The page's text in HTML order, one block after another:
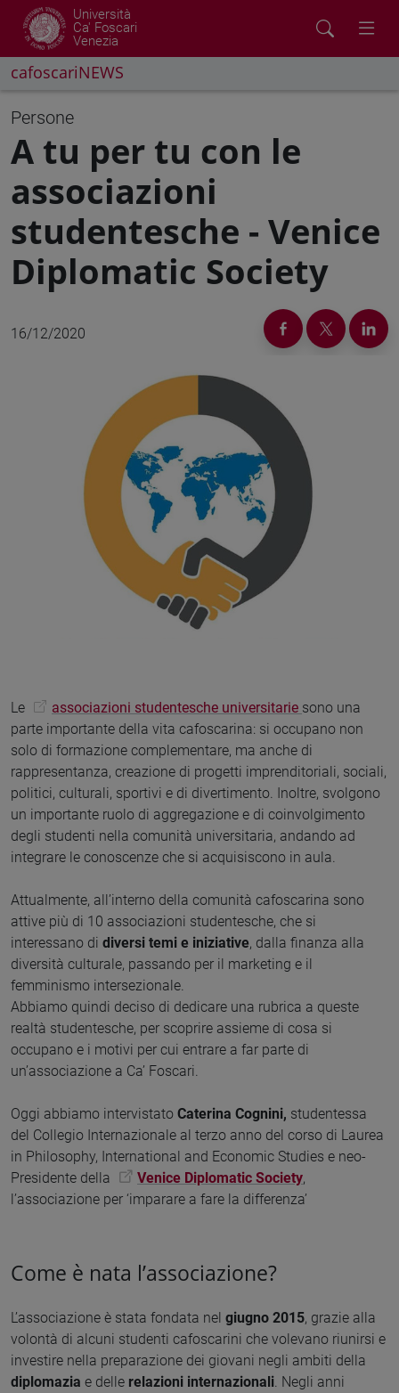
Università
Ca' Foscari
Venezia
cafoscariNEWS
Persone
A tu per tu con le
associazioni
studentesche - Venice
Diplomatic Society
16/12/2020
Le associazioni studentesche universitarie sono una
parte importante della vita cafoscarina: si occupano non
solo di formazione complementare, ma anche di
rappresentanza, creazione di progetti imprenditoriali, sociali,
politici, culturali, sportivi e di divertimento. Inoltre, svolgono
un importante ruolo di aggregazione e di coinvolgimento
degli studenti nella comunità universitaria, andando ad
integrare le conoscenze che si acquisiscono in aula.
Attualmente, all’interno della comunità cafoscarina sono
attive più di 10 associazioni studentesche, che si
interessano di diversi temi e iniziative, dalla finanza alla
diversità culturale, passando per il marketing e il
femminismo intersezionale.
Abbiamo quindi deciso di dedicare una rubrica a queste
realtà studentesche, per scoprire assieme di cosa si
occupano e i motivi per cui entrare a far parte di
un’associazione a Ca’ Foscari.
Oggi abbiamo intervistato Caterina Cognini, studentessa
del Collegio Internazionale al terzo anno del corso di Laurea
in Philosophy, International and Economic Studies e neo-
Presidente della
Venice Diplomatic Society,
l’associazione per ‘imparare a fare la differenza’
Come è nata l’associazione?
L’associazione è stata fondata nel giugno 2015, grazie alla
volontà di alcuni studenti cafoscarini che volevano riunirsi e
investire nella preparazione dei giovani negli ambiti della
diplomazia e delle relazioni internazionali. Negli anni